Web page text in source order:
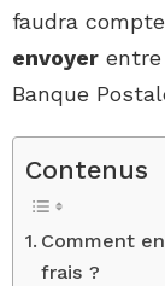
faudra
envoyer entre
Banque
Contenus
Comment
frais ?